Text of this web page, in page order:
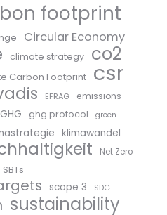
footprint
Circular Economy
climate strategy co2
Carbon Footprint csr
EFRAG emissions
GHG ghg protocol green
klimawandel
Net Zero
SBTs
scope 3 SDG
sustainability